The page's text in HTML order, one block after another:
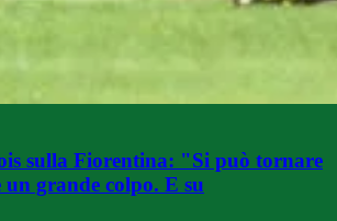
sulla Fiorentina: "Si può tornare
grande colpo. E su